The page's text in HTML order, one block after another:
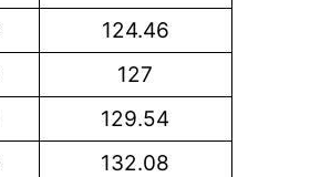
124.46
127
129.54
132.08